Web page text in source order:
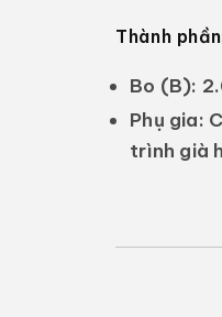
Thành
Bo (B):
Phụ gia:
trình già